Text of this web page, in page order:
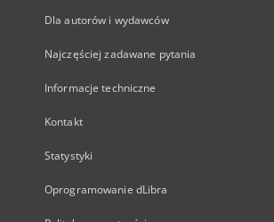
Dla autorów i wydawców
Najczęściej zadawane pytania
Informacje techniczne
Kontakt
Statystyki
Oprogramowanie dLibra